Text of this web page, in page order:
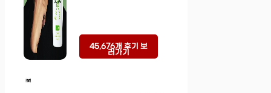
45,676개 후기 보
러가기